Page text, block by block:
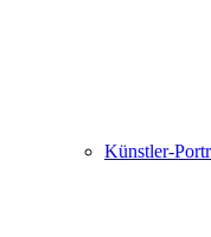
Künstler-